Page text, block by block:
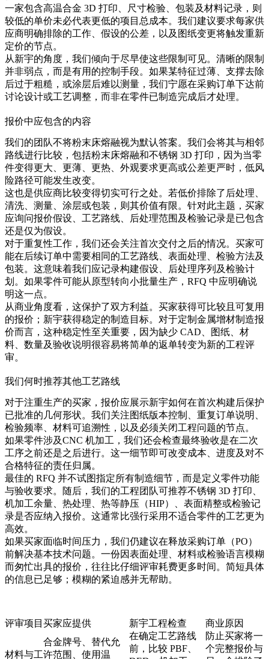
一家包含高温合金 3D 打印、尺寸检验、包装及材料记录，则
较低的单价未必代表更低的项目总成本。我们建议要求每家供
应商明确排除的工作、假设的公差，以及图纸变更将触发重新
定价的节点。
从新宇的角度，我们倾向于尽早使这些限制可见。清晰的限制
并非弱点，而是有用的控制手段。如果某特征过薄、支撑去除
后过于粗糙，或涂层后难以测量，我们宁愿在采购订单下达前
讨论设计或工艺调整，而非在零件已制造完成后才处理。
报价中应包含的内容
我们的团队不将粉末床熔融视为默认答案。我们会将其与相邻
路线进行比较，包括粉末床熔融和不锈钢 3D 打印 ，因为当零
件变得更大、更薄、更热、外观要求更高或公差更严时，低风
险路径可能发生改变。
这也是供应商比较变得切实可行之处。若低价排除了后处理、
清洗、测量、涂层或包装，则其价值有限。针对此主题，买家
应询问报价假设、工艺路线、后处理范围及检验记录是已包含
还是仅为假设。
对于重复性工作，我们还会关注首次交付之后的情况。买家可
能在后续订单中需要相同的工艺路线、表面处理、检验方法及
包装。这意味着我们应记录构建假设、后处理序列及检验计
划。如果零件可能从原型转向小批量生产，RFQ 中应明确说
明这一点。
从商业角度看，这保护了双方利益。买家获得可比较且可复用
的报价；新宇获得稳定的制造目标。对于定制金属增材制造报
价而言，这种稳定性至关重要，因为缺少 CAD、图纸、材
料、数量及验收说明很容易将简单的返单转变为新的工程评
审。
我们何时推荐其他工艺路线
对于注重生产的买家，报价应展示新宇如何在首次构建后保护
已批准的几何形状。我们关注图纸版本控制、重复订单说明、
检验频率、材料可追溯性，以及必须关闭工程问题的节点。
如果零件涉及CNC 机加工 ，我们还会检查最终验收是在二次
工序之前还是之后进行。这一细节即可改变成本、进度及对不
合格特征的责任归属。
最佳的 RFQ 并不试图指定所有制造细节，而是定义零件功能
与验收要求。随后，我们的工程团队可推荐不锈钢 3D 打印
机加工余量、热处理、热等静压（HIP）、表面精整或检验记
录是否应纳入报价。这通常比强行采用不适合零件的工艺更为
高效。
如果买家面临时间压力，我们仍建议在释放采购订单（PO）
前解决基本技术问题。一份因表面处理、材料或检验语言模糊
而匆忙出具的报价，往往比仔细评审耗费更多时间。简短具体
的信息已足够；模糊的紧迫感并无帮助。
评审项目 买家应提供 新宇工程检查 商业原因
材料与工
合金牌号、替代允
许范围、使用温
在确定工艺路线
前，比较 PBF、
防止买家将一
个完整报价与